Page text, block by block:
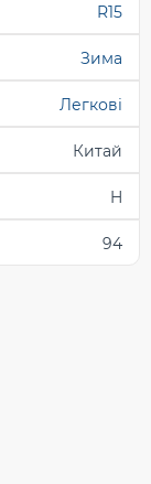
R15
Зима
Легкові
Китай
H
94